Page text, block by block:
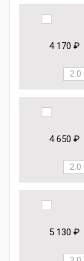
4 170 ₽
4 650 ₽
5 130 ₽